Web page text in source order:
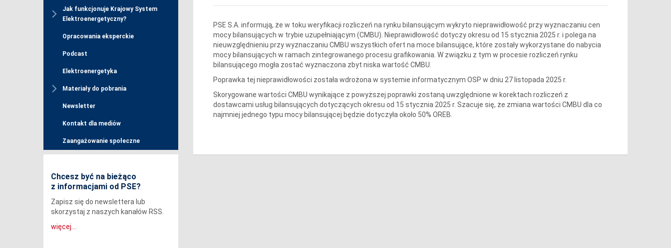
Jak funkcjonuje Krajowy System
Elektroenergetyczny?
Opracowania eksperckie
Podcast
Elektroenergetyka
Materiały do pobrania
Newsletter
Kontakt dla mediów
Zaangażowanie społeczne
Chcesz być na bieżąco
z informacjami od PSE?
Zapisz się do newslettera lub
skorzystaj z naszych kanałów RSS.
więcej...
PSE S.A. informują, że w toku weryfikacji rozliczeń na rynku bilansującym wykryto nieprawidłowość przy wyznaczaniu cen
mocy bilansujących w trybie uzupełniającym (CMBU). Nieprawidłowość dotyczy okresu od 15 stycznia 2025 r. i polega na
nieuwzględnieniu przy wyznaczaniu CMBU wszystkich ofert na moce bilansujące, które zostały wykorzystane do nabycia
mocy bilansujących w ramach zintegrowanego procesu grafikowania. W związku z tym w procesie rozliczeń rynku
bilansującego mogła zostać wyznaczona zbyt niska wartość CMBU.
Poprawka tej nieprawidłowości została wdrożona w systemie informatycznym OSP w dniu 27 listopada 2025 r.
Skorygowane wartości CMBU wynikające z powyższej poprawki zostaną uwzględnione w korektach rozliczeń z
dostawcami usług bilansujących dotyczących okresu od 15 stycznia 2025 r. Szacuje się, że zmiana wartości CMBU dla co
najmniej jednego typu mocy bilansującej będzie dotyczyła około 50% OREB.